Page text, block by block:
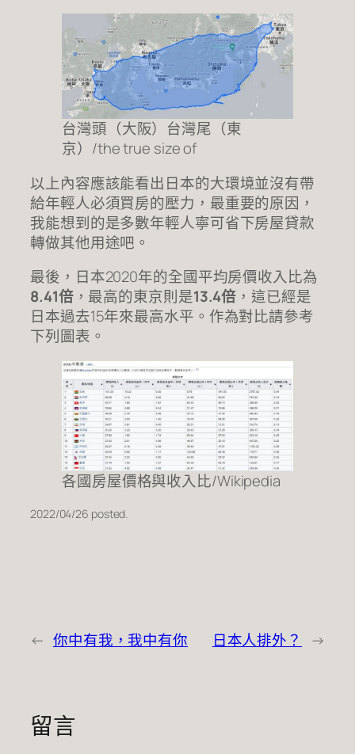
台灣頭（大阪）台灣尾（東
京）/the true size of
以上內容應該能看出日本的大環境並沒有帶
給年輕人必須買房的壓力，最重要的原因，
我能想到的是多數年輕人寧可省下房屋貸款
轉做其他用途吧。
最後，日本2020年的全國平均房價收入比為
8.41倍，最高的東京則是13.4倍 ，這已經是
日本過去15年來最高水平。作為對比請參考
下列圖表。
各國房屋價格與收入比/Wikipedia
2022/04/26 posted.
← 你中有我，我中有你 日本人排外？ →
留言